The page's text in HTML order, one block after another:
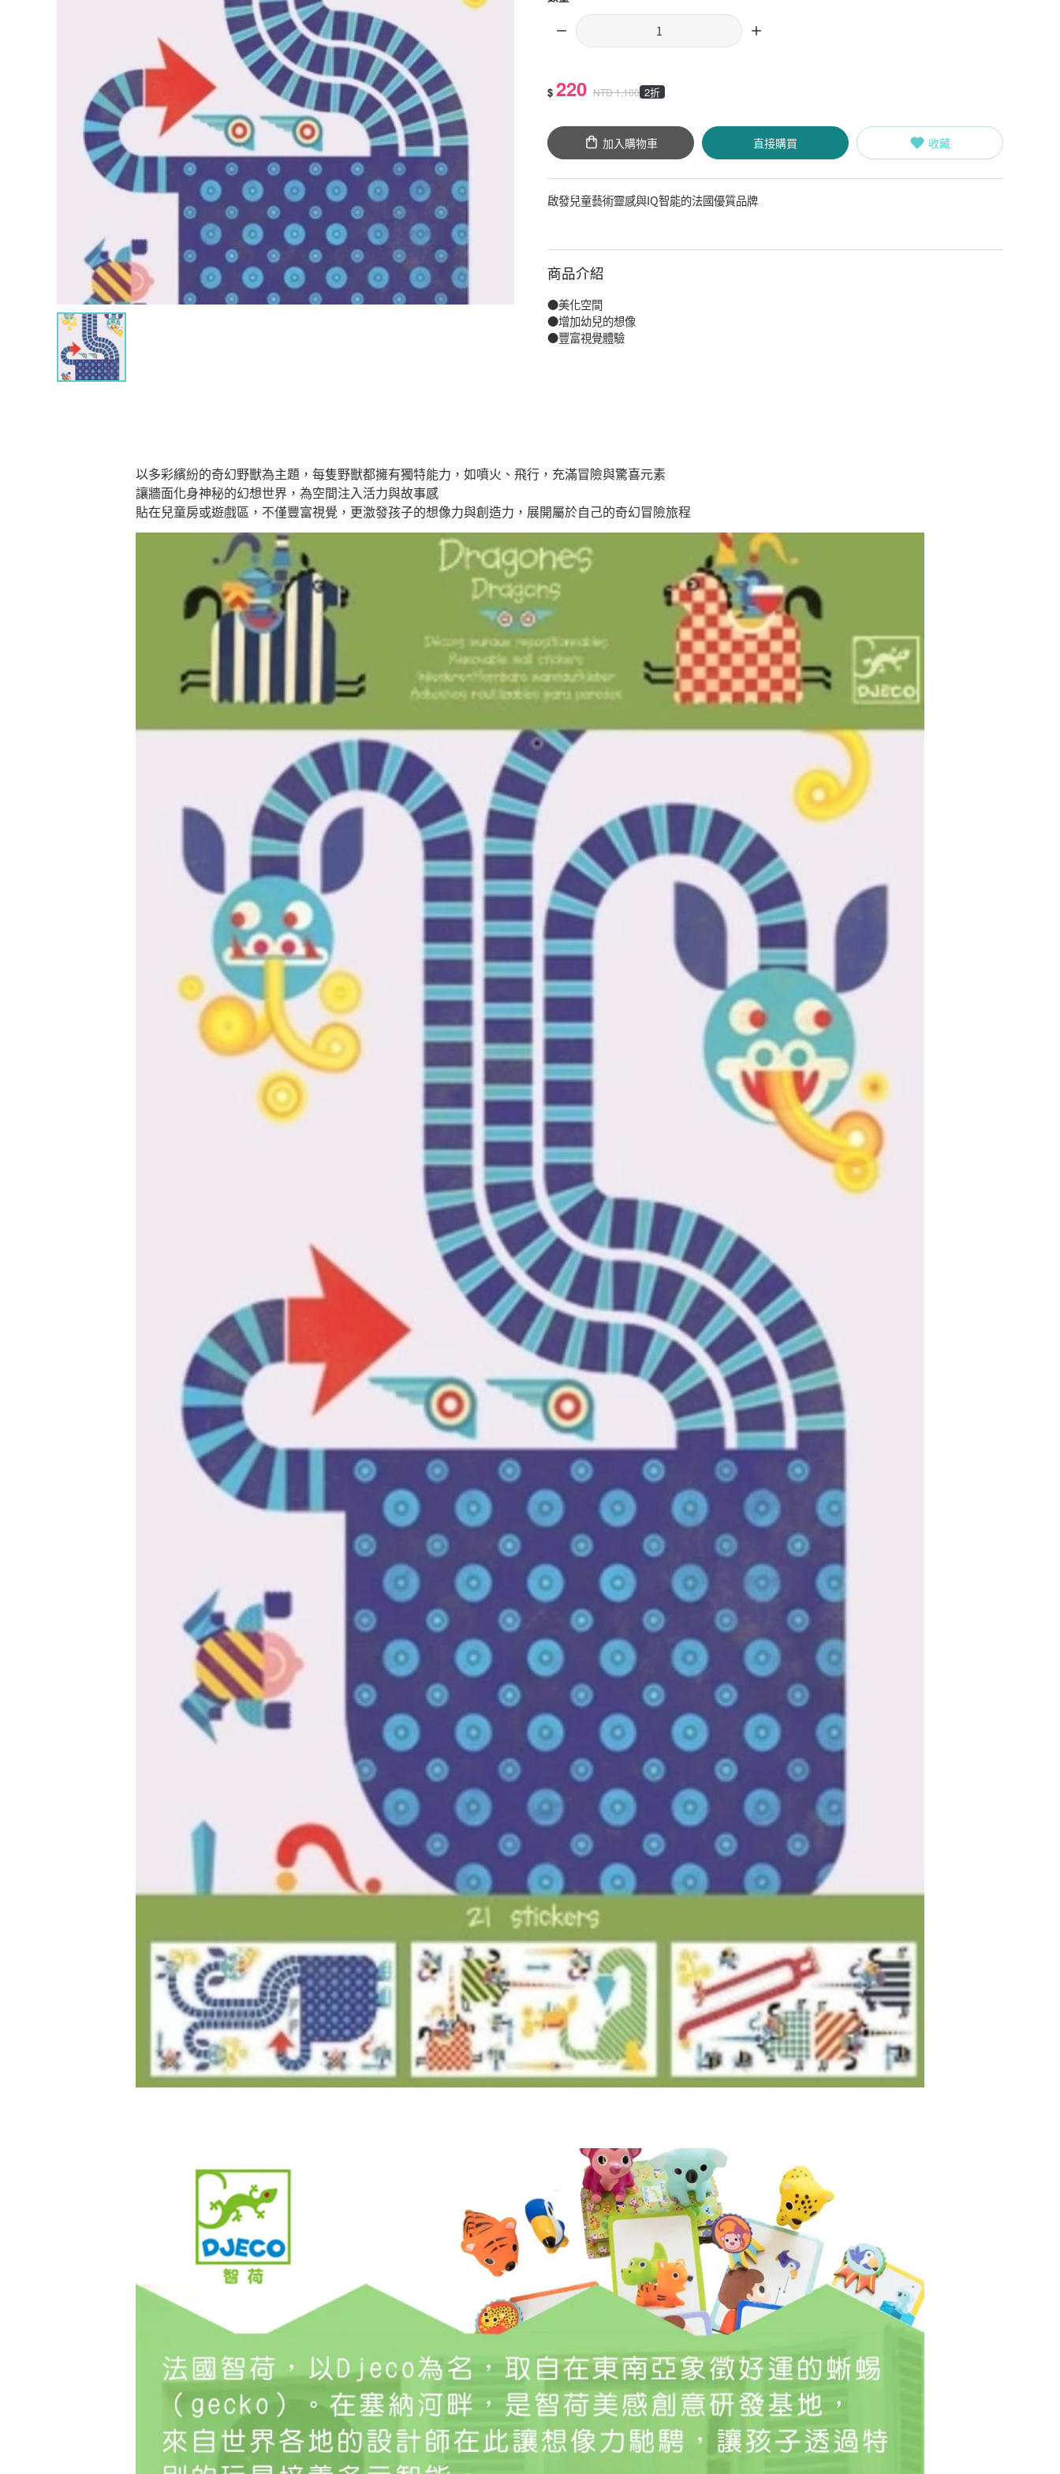
$ 220 NTD1,100 2折
加入購物車 直接購買 收藏
啟發兒童藝術靈感與IQ智能的法國優質品牌
商品介紹
●美化空間
●增加幼兒的想像
●豐富視覺體驗
以多彩繽紛的奇幻野獸為主題，每隻野獸都擁有獨特能力，如噴火、飛行，充滿冒險與驚喜元素
讓牆面化身神秘的幻想世界，為空間注入活力與故事感
貼在兒童房或遊戲區，不僅豐富視覺，更激發孩子的想像力與創造力，展開屬於自己的奇幻冒險旅程